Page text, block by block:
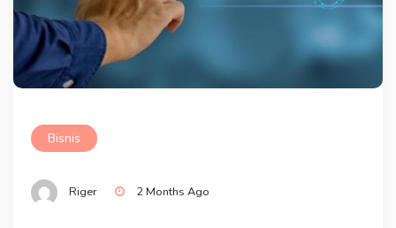
Bisnis
Riger 2 Months Ago